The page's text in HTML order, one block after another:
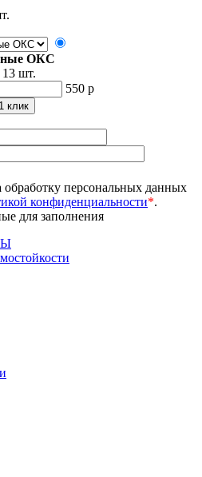
ОКС
13 шт.
550 р
обработку персональных данных
конфиденциальности*.
для заполнения